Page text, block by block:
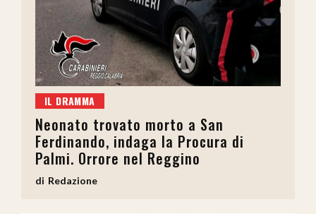
IL DRAMMA
Neonato trovato morto a San
Ferdinando, indaga la Procura di
Palmi. Orrore nel Reggino
Redazione